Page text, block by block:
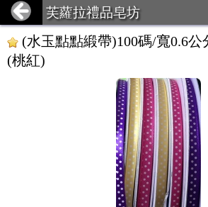
芙蘿拉禮品皂坊
(水玉點點緞帶)100碼/寬0.6公
(桃紅)